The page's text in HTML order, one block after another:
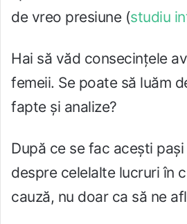
de vreo presiune (studiu
Hai să văd consecințele
femeii. Se poate să luăm
fapte și analize?
După ce se fac acești
despre celelalte lucruri în
cauză, nu doar ca să ne